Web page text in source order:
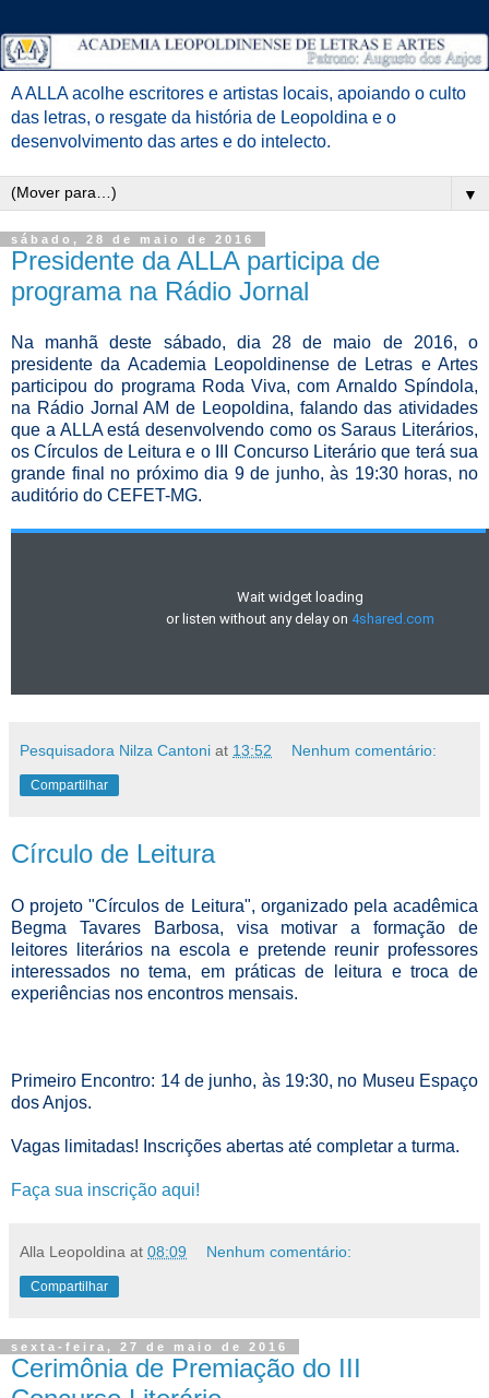
A ALLA acolhe escritores e artistas locais, apoiando o culto
das letras, o resgate da história de Leopoldina e o
desenvolvimento das artes e do intelecto.
▼
sábado, 28 de maio de 2016
Presidente da ALLA participa de
programa na Rádio Jornal
Na manhã deste sábado, dia 28 de maio de 2016, o
presidente da Academia Leopoldinense de Letras e Artes
participou do programa Roda Viva, com Arnaldo Spíndola,
na Rádio Jornal AM de Leopoldina, falando das atividades
que a ALLA está desenvolvendo como os Saraus Literários,
os Círculos de Leitura e o III Concurso Literário que terá sua
grande final no próximo dia 9 de junho, às 19:30 horas, no
auditório do CEFET-MG.
Pesquisadora Nilza Cantoni at 13:52 Nenhum comentário:
Compartilhar
Círculo de Leitura
O projeto "Círculos de Leitura", organizado pela acadêmica
Begma Tavares Barbosa, visa motivar a formação de
leitores literários na escola e pretende reunir professores
interessados no tema, em práticas de leitura e troca de
experiências nos encontros mensais.
Primeiro Encontro: 14 de junho, às 19:30, no Museu Espaço
dos Anjos.
Vagas limitadas! Inscrições abertas até completar a turma.
Faça sua inscrição aqui!
Alla Leopoldina at 08:09 Nenhum comentário:
Compartilhar
sexta-feira, 27 de maio de 2016
Cerimônia de Premiação do III